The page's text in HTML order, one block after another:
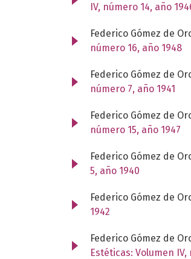
IV, número 14, año
Federico Gómez de
número 16, año 1948
Federico Gómez de
número 7, año 1941
Federico Gómez de
número 15, año 1947
Federico Gómez de
5, año 1940
Federico Gómez de
1942
Federico Gómez de
Estéticas: Volumen